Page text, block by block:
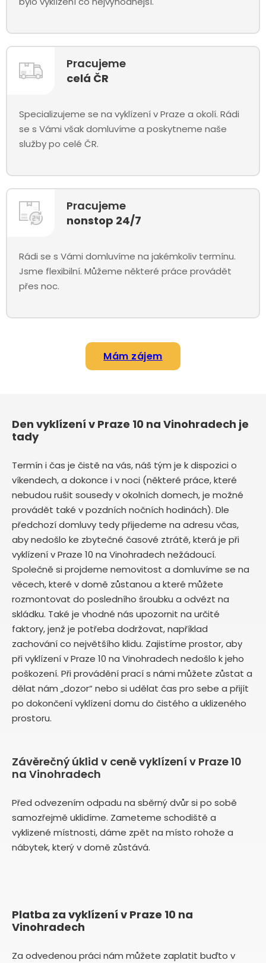
Pracujeme
celá ČR
Specializujeme se na vyklízení v Praze a okolí. Rádi
se s Vámi však domluvíme a poskytneme naše
služby po celé ČR.
Pracujeme
nonstop 24/7
Rádi se s Vámi domluvíme na jakémkoliv termínu.
Jsme flexibilní. Můžeme některé práce provádět
přes noc.
Mám zájem
Den vyklízení v Praze 10 na Vinohradech je
tady
Termín i čas je čistě na vás, náš tým je k dispozici o
víkendech, a dokonce i v noci (některé práce, které
nebudou rušit sousedy v okolních domech, je možné
provádět také v pozdních nočních hodinách). Dle
předchozí domluvy tedy přijedeme na adresu včas,
aby nedošlo ke zbytečné časové ztrátě, která je při
vyklízení v Praze 10 na Vinohradech nežádoucí.
Společně si projdeme nemovitost a domluvíme se na
věcech, které v domě zůstanou a které můžete
rozmontovat do posledního šroubku a odvézt na
skládku. Také je vhodné nás upozornit na určité
faktory, jenž je potřeba dodržovat, například
zachování co největšího klidu. Zajistíme prostor, aby
při vyklízení v Praze 10 na Vinohradech nedošlo k jeho
poškození. Při provádění prací s námi můžete zůstat a
dělat nám „dozor“ nebo si udělat čas pro sebe a přijít
po dokončení vyklízení domu do čistého a uklizeného
prostoru.
Závěrečný úklid v ceně vyklízení v Praze 10
na Vinohradech
Před odvezením odpadu na sběrný dvůr si po sobě
samozřejmě uklidíme. Zameteme schodiště a
vyklizené místnosti, dáme zpět na místo rohože a
nábytek, který v domě zůstává.
Platba za vyklízení v Praze 10 na
Vinohradech
Za odvedenou práci nám můžete zaplatit buďto v